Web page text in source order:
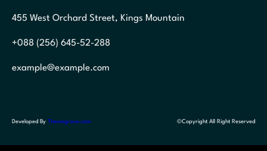
455 West Orchard Street, Kings Mountain
+088 (256) 645-52-288
example@example.com
Developed By Themegrove.com ©Copyright All Right Reserved